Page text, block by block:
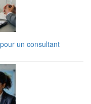
un consultant